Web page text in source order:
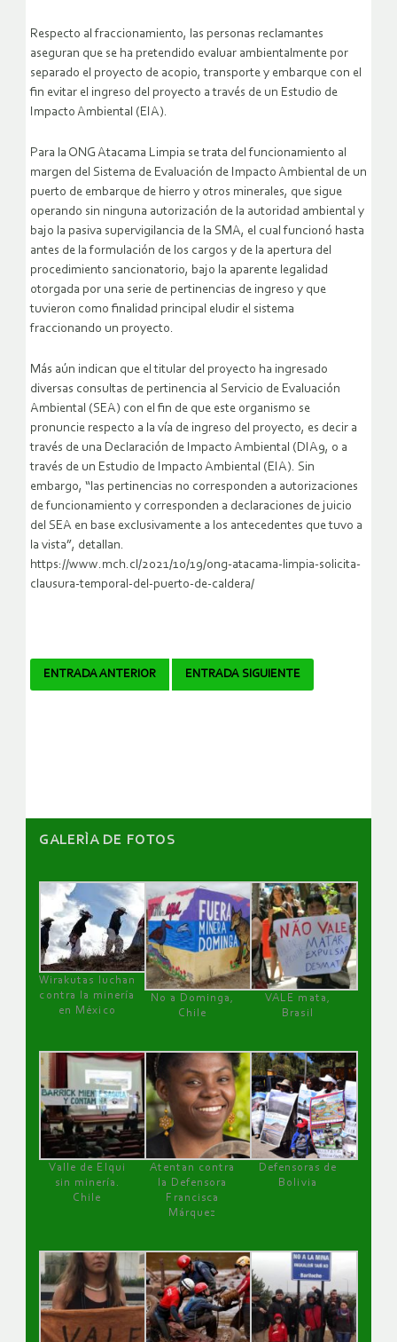
Respecto al fraccionamiento, las personas reclamantes
aseguran que se ha pretendido evaluar ambientalmente por
separado el proyecto de acopio, transporte y embarque con el
fin evitar el ingreso del proyecto a través de un Estudio de
Impacto Ambiental (EIA).
Para la ONG Atacama Limpia se trata del funcionamiento al
margen del Sistema de Evaluación de Impacto Ambiental de un
puerto de embarque de hierro y otros minerales, que sigue
operando sin ninguna autorización de la autoridad ambiental y
bajo la pasiva supervigilancia de la SMA, el cual funcionó hasta
antes de la formulación de los cargos y de la apertura del
procedimiento sancionatorio, bajo la aparente legalidad
otorgada por una serie de pertinencias de ingreso y que
tuvieron como finalidad principal eludir el sistema
fraccionando un proyecto.
Más aún indican que el titular del proyecto ha ingresado
diversas consultas de pertinencia al Servicio de Evaluación
Ambiental (SEA) con el fin de que este organismo se
pronuncie respecto a la vía de ingreso del proyecto, es decir a
través de una Declaración de Impacto Ambiental (DIA9, o a
través de un Estudio de Impacto Ambiental (EIA). Sin
embargo, “las pertinencias no corresponden a autorizaciones
de funcionamiento y corresponden a declaraciones de juicio
del SEA en base exclusivamente a los antecedentes que tuvo a
la vista”, detallan.
https://www.mch.cl/2021/10/19/ong-atacama-limpia-solicita-
clausura-temporal-del-puerto-de-caldera/
Navegador
ENTRADA ANTERIOR ENTRADA SIGUIENTE
GALERÌA DE FOTOS
Wirakutas luchan
contra la minería
en México
No a Dominga,
Chile
VALE mata,
Brasil
Valle de Elqui
sin minería.
Chile
Atentan contra
la Defensora
Francisca
Márquez
Defensoras de
Bolivia